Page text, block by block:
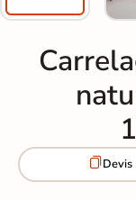
Devis